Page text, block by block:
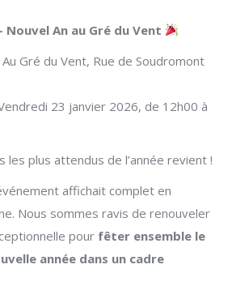
Nouvel An au Gré du Vent
Gré du Vent, Rue de Soudromont
23 janvier 2026, de 12h00 à
les plus attendus de l’année revient !
affichait complet en
Nous sommes ravis de renouveler
pour fêter ensemble le
année dans un cadre